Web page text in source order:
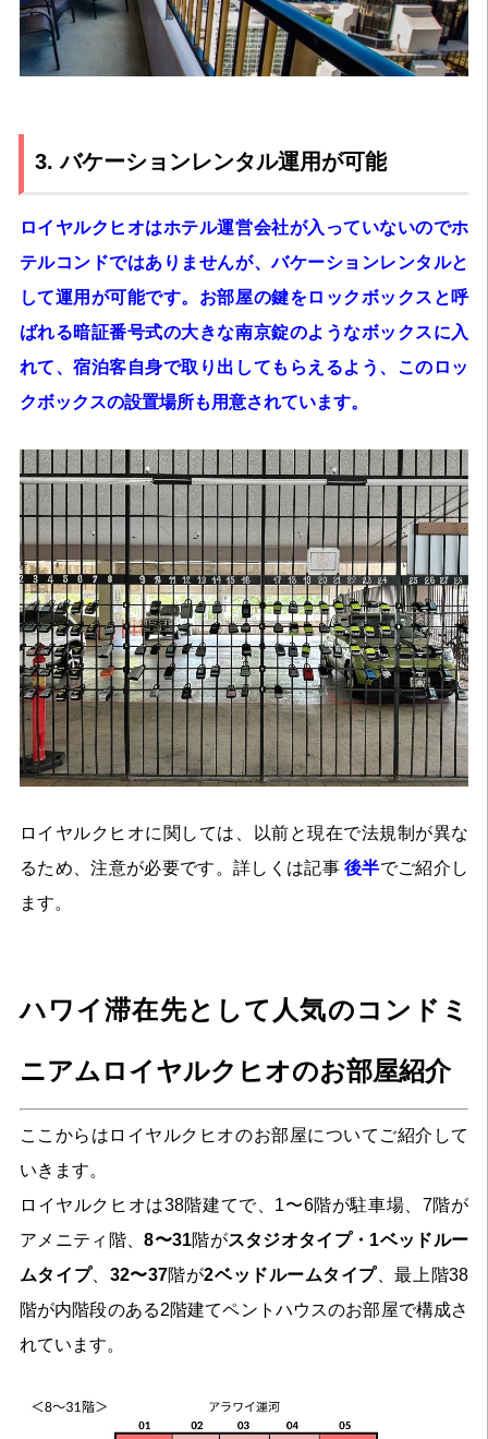
3. バケーションレンタル運用が可能
ロイヤルクヒオはホテル運営会社が入っていないのでホ
テルコンドではありませんが、バケーションレンタルと
して運用が可能です。お部屋の鍵をロックボックスと呼
ばれる暗証番号式の大きな南京錠のようなボックスに入
れて、宿泊客自身で取り出してもらえるよう、このロッ
クボックスの設置場所も用意されています。
ロイヤルクヒオに関しては、以前と現在で法規制が異な
るため、注意が必要です。詳しくは記事 後半でご紹介し
ます。
ハワイ滞在先として人気のコンドミ
ニアムロイヤルクヒオのお部屋紹介
ここからはロイヤルクヒオのお部屋についてご紹介して
いきます。
ロイヤルクヒオは38階建てで、1〜6階が駐車場、7階が
アメニティ階、8〜31階がスタジオタイプ・1ベッドルー
ムタイプ、 32〜37階が2ベッドルームタイプ、最上階38
階が内階段のある2階建てペントハウスのお部屋で構成さ
れています。